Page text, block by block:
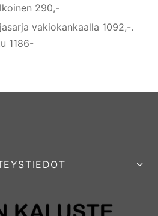
290,-
vakiokankaalla 1092,-.
1186-